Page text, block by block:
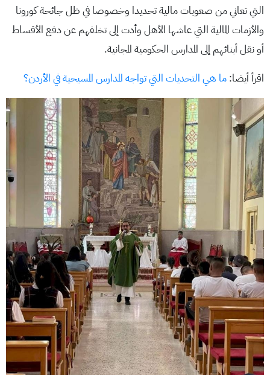
التي تعاني من صعوبات مالية تحديدا وخصوصا في ظل جائحة كورونا
والأزمات المالية التي عاشها الأهل وأدت إلى تخلفهم عن دفع الأقساط
أو نقل أبنائهم إلى المدارس الحكومية المجانية.
اقرأ أيضا: ما هي التحديات التي تواجه المدارس المسيحية في الأردن؟